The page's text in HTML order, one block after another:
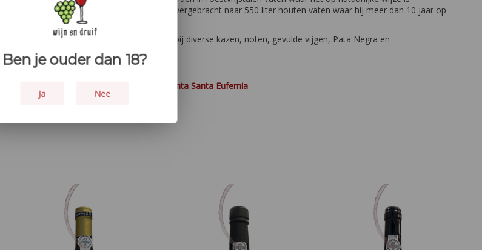
gedecanteerd. Hierna overgebracht naar 550 liter houten vaten waar hij meer dan 10 jaar op
heeft gerijpt
Lekker bij:
Aperitief en bij diverse kazen, noten, gevulde vijgen, Pata Negra en
chocoladedesserts.
Quinta Santa Eufemia
Ben je ouder dan 18?
Ja Nee